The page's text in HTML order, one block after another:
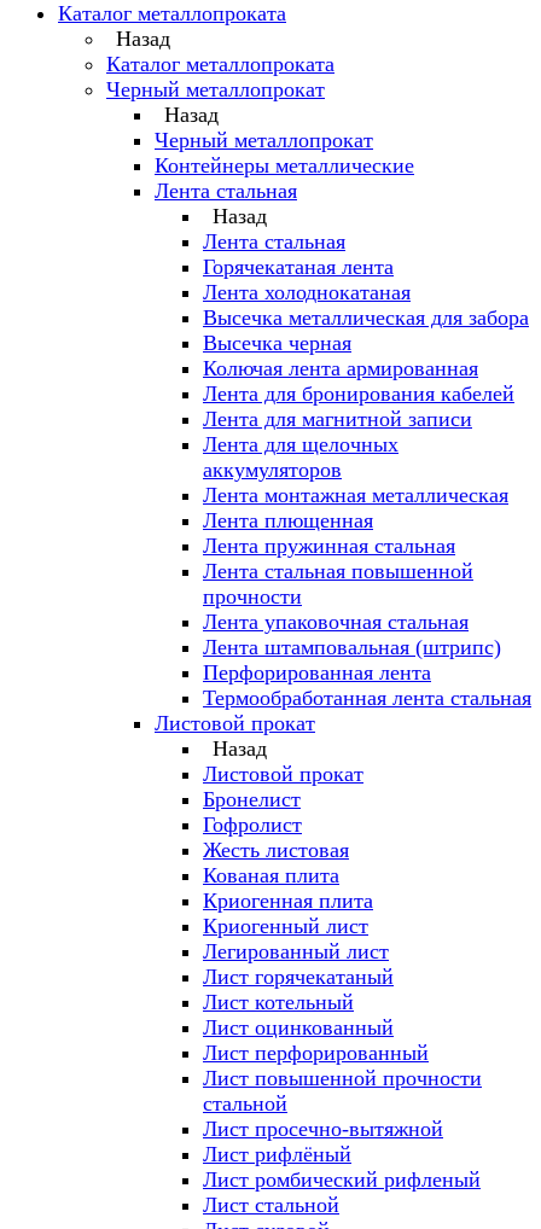
Каталог металлопроката
Назад
Каталог металлопроката
Черный металлопрокат
Назад
Черный металлопрокат
Контейнеры металлические
Лента стальная
Назад
Лента стальная
Горячекатаная лента
Лента холоднокатаная
Высечка металлическая для забора
Высечка черная
Колючая лента армированная
Лента для бронирования кабелей
Лента для магнитной записи
Лента для щелочных
аккумуляторов
Лента монтажная металлическая
Лента плющенная
Лента пружинная стальная
Лента стальная повышенной
прочности
Лента упаковочная стальная
Лента штамповальная (штрипс)
Перфорированная лента
Термообработанная лента стальная
Листовой прокат
Назад
Листовой прокат
Бронелист
Гофролист
Жесть листовая
Кованая плита
Криогенная плита
Криогенный лист
Легированный лист
Лист горячекатаный
Лист котельный
Лист оцинкованный
Лист перфорированный
Лист повышенной прочности
стальной
Лист просечно-вытяжной
Лист рифлёный
Лист ромбический рифленый
Лист стальной